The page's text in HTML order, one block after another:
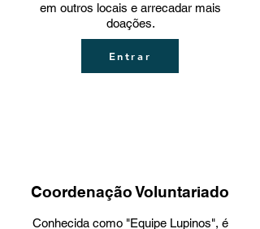
em outros locais e arrecadar mais
doações.
Entrar
Coordenação Voluntariado
Conhecida como "Equipe Lupinos", é